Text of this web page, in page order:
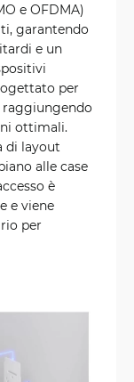
e OFDMA)
garantendo
e un
per
ottimali.
di layout
alle case
è
e viene
per